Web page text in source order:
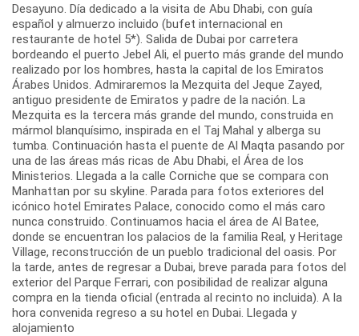
Desayuno. Día dedicado a la visita de Abu Dhabi, con guía
español y almuerzo incluido (bufet internacional en
restaurante de hotel 5*). Salida de Dubai por carretera
bordeando el puerto Jebel Ali, el puerto más grande del mundo
realizado por los hombres, hasta la capital de los Emiratos
Árabes Unidos. Admiraremos la Mezquita del Jeque Zayed,
antiguo presidente de Emiratos y padre de la nación. La
Mezquita es la tercera más grande del mundo, construida en
mármol blanquísimo, inspirada en el Taj Mahal y alberga su
tumba. Continuación hasta el puente de Al Maqta pasando por
una de las áreas más ricas de Abu Dhabi, el Área de los
Ministerios. Llegada a la calle Corniche que se compara con
Manhattan por su skyline. Parada para fotos exteriores del
icónico hotel Emirates Palace, conocido como el más caro
nunca construido. Continuamos hacia el área de Al Batee,
donde se encuentran los palacios de la familia Real, y Heritage
Village, reconstrucción de un pueblo tradicional del oasis. Por
la tarde, antes de regresar a Dubai, breve parada para fotos del
exterior del Parque Ferrari, con posibilidad de realizar alguna
compra en la tienda oficial (entrada al recinto no incluida). A la
hora convenida regreso a su hotel en Dubai. Llegada y
alojamiento